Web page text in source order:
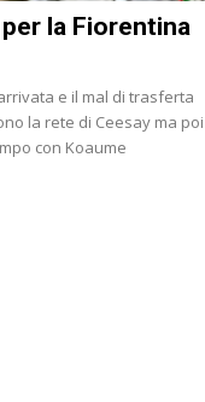
la Fiorentina
e il mal di trasferta
Ceesay ma poi
con Koaume